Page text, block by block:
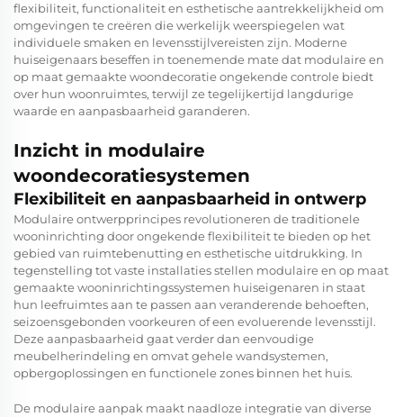
flexibiliteit, functionaliteit en esthetische aantrekkelijkheid om
omgevingen te creëren die werkelijk weerspiegelen wat
individuele smaken en levensstijlvereisten zijn. Moderne
huiseigenaars beseffen in toenemende mate dat modulaire en
op maat gemaakte woondecoratie ongekende controle biedt
over hun woonruimtes, terwijl ze tegelijkertijd langdurige
waarde en aanpasbaarheid garanderen.
Inzicht in modulaire
woondecoratiesystemen
Flexibiliteit en aanpasbaarheid in ontwerp
Modulaire ontwerpprincipes revolutioneren de traditionele
wooninrichting door ongekende flexibiliteit te bieden op het
gebied van ruimtebenutting en esthetische uitdrukking. In
tegenstelling tot vaste installaties stellen modulaire en op maat
gemaakte wooninrichtingssystemen huiseigenaren in staat
hun leefruimtes aan te passen aan veranderende behoeften,
seizoensgebonden voorkeuren of een evoluerende levensstijl.
Deze aanpasbaarheid gaat verder dan eenvoudige
meubelherindeling en omvat gehele wandsystemen,
opbergoplossingen en functionele zones binnen het huis.
De modulaire aanpak maakt naadloze integratie van diverse